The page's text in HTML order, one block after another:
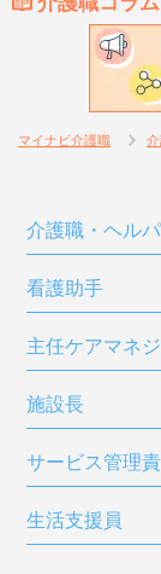
マイナビ介護職
介護職・ヘル
看護助手
主任ケアマネ
施設長
サービス管理
生活支援員